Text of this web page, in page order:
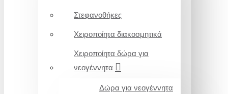
Στεφανοθήκες
Χειροποίητα διακοσμητικά
Χειροποίητα δώρα για
νεογέννητα
Δώρα για νεογέννητα